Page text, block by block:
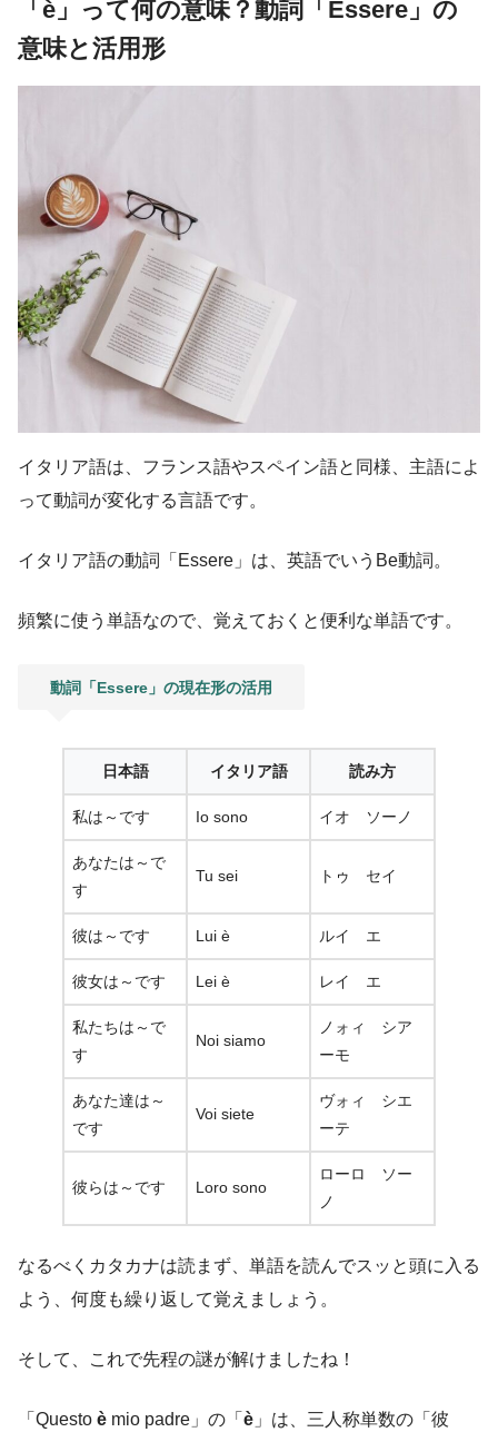
「è」って何の意味？動詞「Essere」の
意味と活用形
イタリア語は、フランス語やスペイン語と同様、主語によ
って動詞が変化する言語です。
イタリア語の動詞「Essere」は、英語でいうBe動詞。
頻繁に使う単語なので、覚えておくと便利な単語です。
動詞「Essere」の現在形の活用
日本語 イタリア語 読み方
私は～です Io sono イオ ソーノ
あなたは～で
す
Tu sei トゥ セイ
彼は～です Lui è ルイ エ
彼女は～です Lei è レイ エ
私たちは～で
す
Noi siamo
ノォィ シア
ーモ
あなた達は～
です
Voi siete
ヴォィ シエ
ーテ
彼らは～です Loro sono
ローロ ソー
ノ
なるべくカタカナは読まず、単語を読んでスッと頭に入る
よう、何度も繰り返して覚えましょう。
そして、これで先程の謎が解けましたね！
「Questo è mio padre」の「 è 」は、三人称単数の「彼